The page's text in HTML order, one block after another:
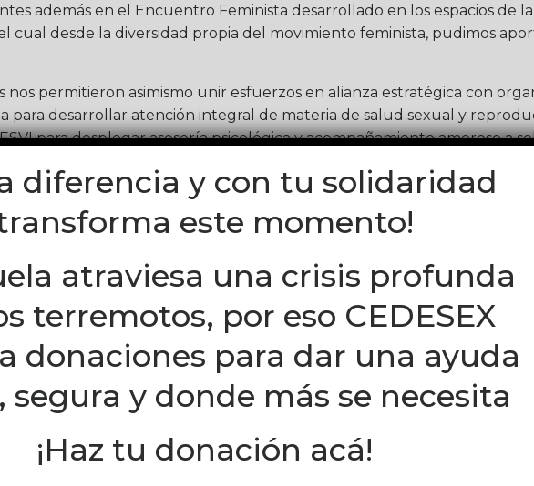
además en el Encuentro Feminista desarrollado en los espacios de
cual desde la diversidad propia del movimiento feminista, pudimos
nos permitieron asimismo unir esfuerzos en alianza estratégica con
para desarrollar atención integral de materia de salud sexual y
para desplegar asesoría psicológica y acompañamiento amoroso a
puntos verdes que se despliegan en todo el país para la
de ley y abren paso a la gran movilización que se desarrollará en la
Global por el Aborto Legal y Seguro.
diferencia y con tu solidaridad
este momento!
atraviesa una crisis profunda
terremotos, por eso CEDESEX
donaciones para dar una ayuda
segura y donde más se necesita
¡Haz tu donación acá!